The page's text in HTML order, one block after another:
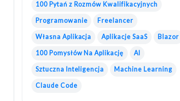
100 Pytań z Rozmów Kwalifikacyjnych
Programowanie Freelancer
Własna Aplikacja Aplikacje SaaS Blazor
100 Pomysłów Na Aplikację AI
Sztuczna Inteligencja Machine Learning
Claude Code